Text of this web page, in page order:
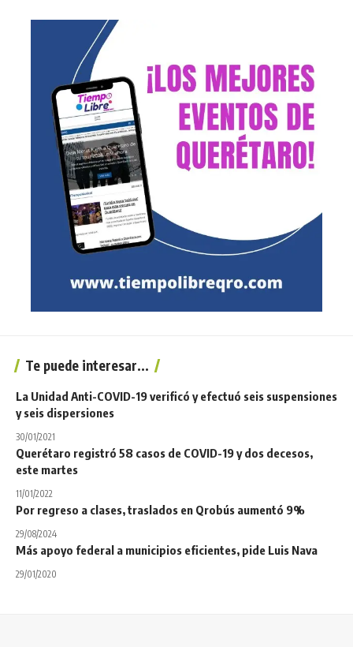
Te puede interesar...
La Unidad Anti-COVID-19 verificó y efectuó seis suspensiones
y seis dispersiones
30/01/2021
Querétaro registró 58 casos de COVID-19 y dos decesos,
este martes
11/01/2022
Por regreso a clases, traslados en Qrobús aumentó 9%
29/08/2024
Más apoyo federal a municipios eficientes, pide Luis Nava
29/01/2020